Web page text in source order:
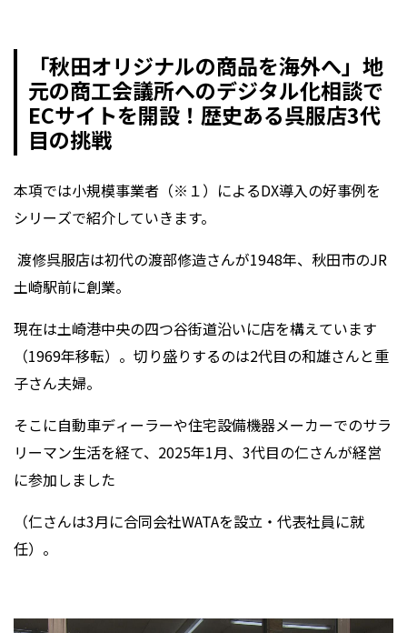
「秋田オリジナルの商品を海外へ」地
元の商工会議所へのデジタル化相談で
ECサイトを開設！歴史ある呉服店3代
目の挑戦
本項では小規模事業者（※１）によるDX導入の好事例を
シリーズで紹介していきます。
渡修呉服店は初代の渡部修造さんが1948年、秋田市のJR
土崎駅前に創業。
現在は土崎港中央の四つ谷街道沿いに店を構えています
（1969年移転）。切り盛りするのは2代目の和雄さんと重
子さん夫婦。
そこに自動車ディーラーや住宅設備機器メーカーでのサラ
リーマン生活を経て、2025年1月、3代目の仁さんが経営
に参加しました
（仁さんは3月に合同会社WATAを設立・代表社員に就
任）。